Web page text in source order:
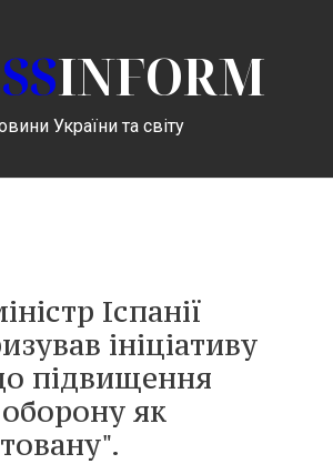
INFORM
України та світу
Іспанії
ініціативу
підвищення
як